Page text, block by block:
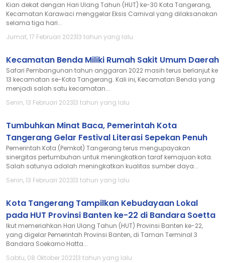
Kian dekat dengan Hari Ulang Tahun (HUT) ke-30 Kota Tangerang,
Kecamatan Karawaci menggelar Eksis Carnival yang dilaksanakan
selama tiga hari...
Jumat, 17 Februari 2023|3 tahun yang lalu
Kecamatan Benda Miliki Rumah Sakit Umum Daerah
Safari Pembangunan tahun anggaran 2022 masih terus berlanjut ke
13 kecamatan se-Kota Tangerang. Kali ini, Kecamatan Benda yang
menjadi salah satu kecamatan...
Senin, 13 Februari 2023|3 tahun yang lalu
Tumbuhkan Minat Baca, Pemerintah Kota
Tangerang Gelar Festival Literasi Sepekan Penuh
Pemerintah Kota (Pemkot) Tangerang terus mengupayakan
sinergitas pertumbuhan untuk meningkatkan taraf kemajuan kota.
Salah satunya adalah meningkatkan kualitas sumber daya...
Senin, 13 Februari 2023|3 tahun yang lalu
Kota Tangerang Tampilkan Kebudayaan Lokal
pada HUT Provinsi Banten ke-22 di Bandara Soetta
Ikut memeriahkan Hari Ulang Tahun (HUT) Provinsi Banten ke-22,
yang digelar Pemerintah Provinsi Banten, di Taman Terminal 3
Bandara Soekarno Hatta...
Sabtu, 08 Oktober 2022|3 tahun yang lalu